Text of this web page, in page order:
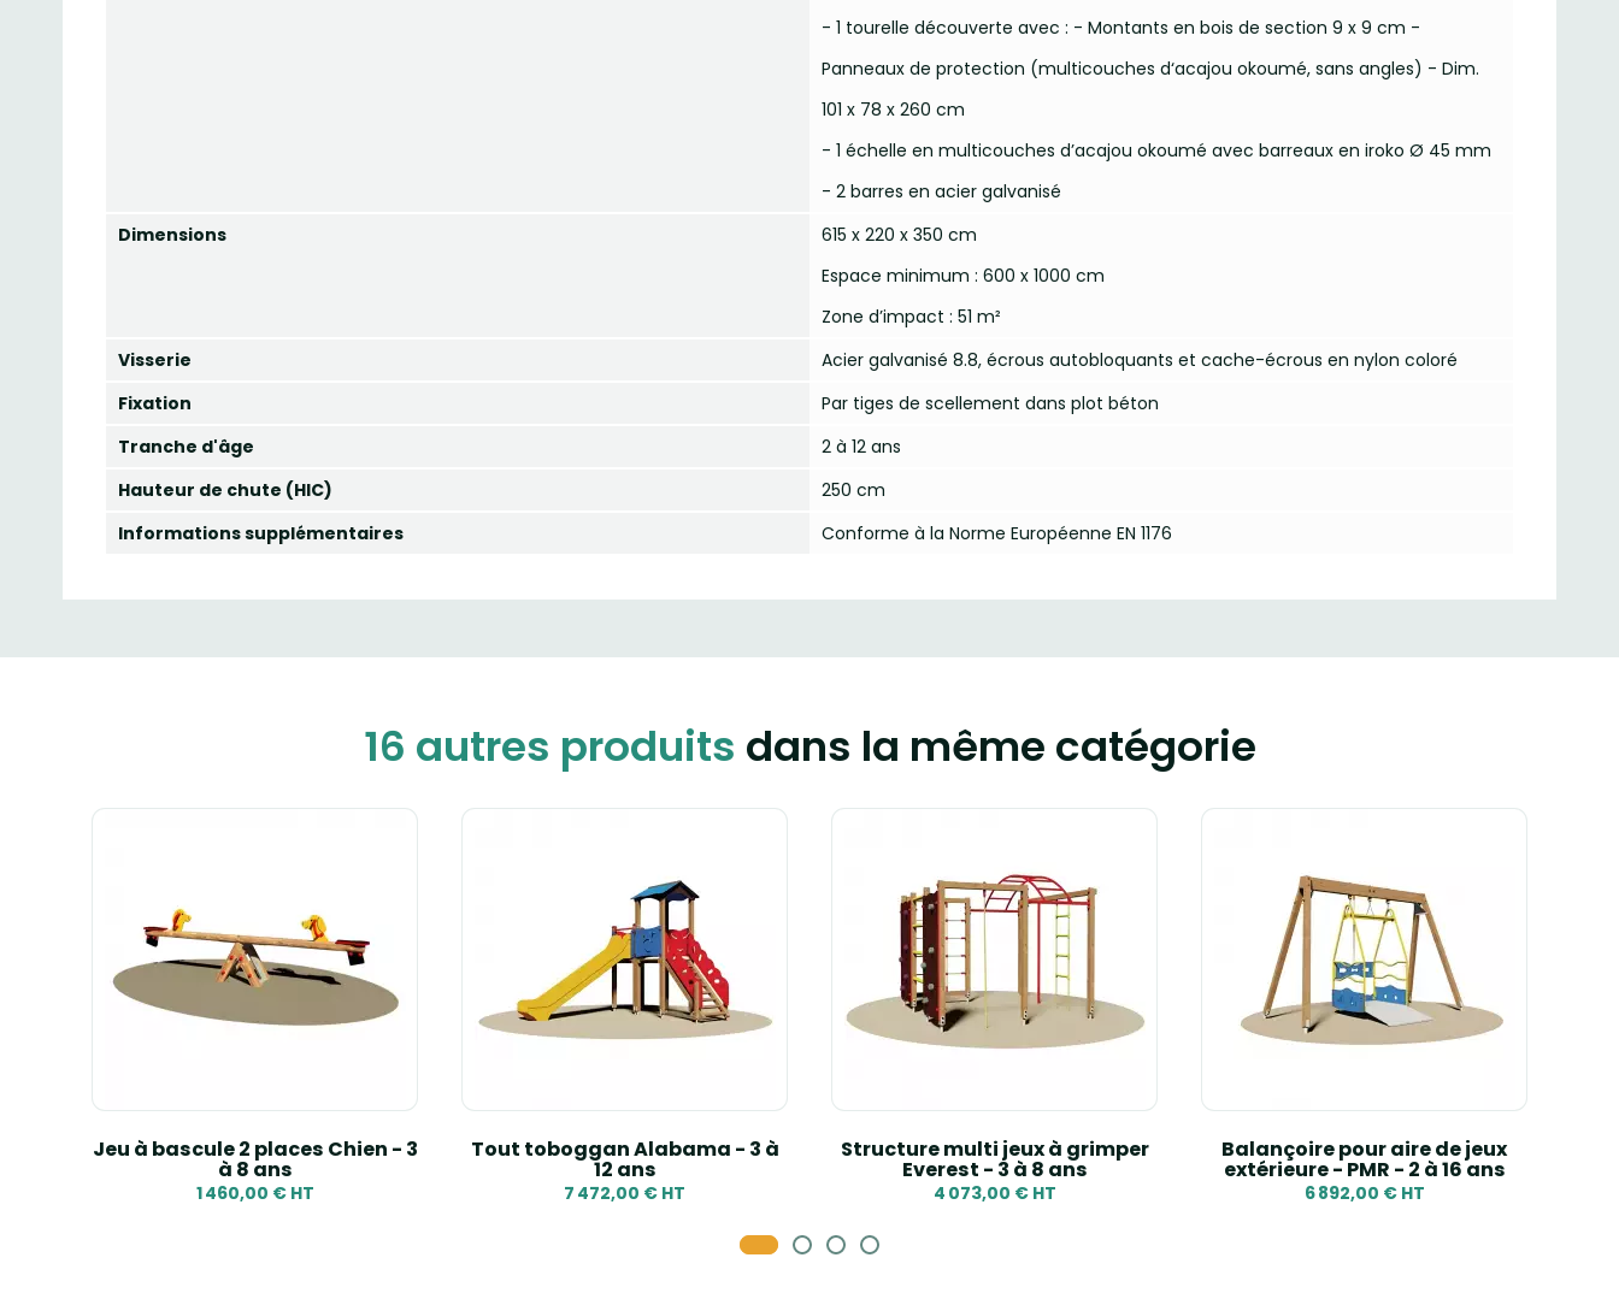
- 1 tourelle découverte avec : - Montants en bois de section 9 x 9 cm -
Panneaux de protection (multicouches d‘acajou okoumé, sans angles) - Dim.
101 x 78 x 260 cm
- 1 échelle en multicouches d’acajou okoumé avec barreaux en iroko Ø 45 mm
- 2 barres en acier galvanisé
Dimensions
615 x 220 x 350 cm
Espace minimum : 600 x 1000 cm
Zone d’impact : 51 m²
Visserie
Acier galvanisé 8.8, écrous autobloquants et cache-écrous en nylon coloré
Fixation
Par tiges de scellement dans plot béton
Tranche d'âge
2 à 12 ans
Hauteur de chute (HIC)
250 cm
Informations supplémentaires
Conforme à la Norme Européenne EN 1176
16 autres produits dans la même catégorie
Jeu à bascule 2 places Chien - 3
à 8 ans
1 460,00 € HT
Tout toboggan Alabama - 3 à
12 ans
7 472,00 € HT
Structure multi jeux à grimper
Everest - 3 à 8 ans
4 073,00 € HT
Balançoire pour aire de jeux
extérieure - PMR - 2 à 16 ans
6 892,00 € HT